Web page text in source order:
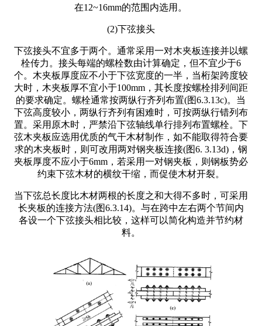
在12~16mm的范围内选用。
(2)下弦接头
下弦接头不宜多于两个。通常采用一对木夹板连接并以螺
栓传力。接头每端的螺栓数由计算确定，但不宜少于6
个。木夹板厚度应不小于下弦宽度的一半，当桁架跨度较
大时，木夹板厚不宜小于100mm，其长度按螺栓排列间距
的要求确定。螺栓通常按两纵行齐列布置(图6.3.13c)。当
下弦高度较小，两纵行齐列有困难时，可按两纵行错列布
置。采用原木时，严禁沿下弦轴线单行排列布置螺栓。下
弦木夹板应选用优质的气干木材制作，如不能取得符合要
求的木夹板时，则可改用两对钢夹板连接(图6. 3.13d)，钢
夹板厚度不应小于6mm，若采用一对钢夹板，则钢板势必
约束下弦木材的横纹干缩，而促使木材开裂。
当下弦总长度比木材两根的长度之和大得不多时，可采用
长夹板的连接方法(图6.3.14)。与在跨中左右两个节间内
各设一个下弦接头相比较，这样可以简化构造并节约材
料。